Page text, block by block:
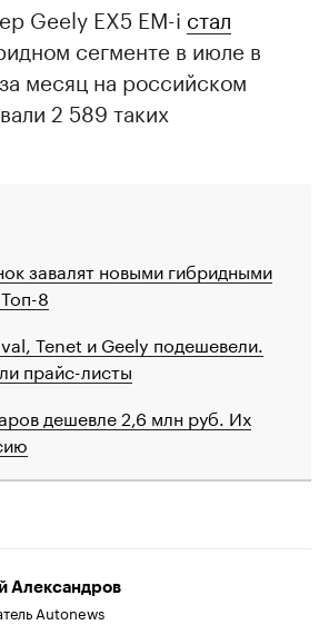
Geely EX5 EM-i стал
сегменте в июле в
месяц на российском
2 589 таких
завалят новыми гибридными
8
Tenet и Geely подешевели.
прайс-листы
дешевле 2,6 млн руб. Их
Александров
Autonews